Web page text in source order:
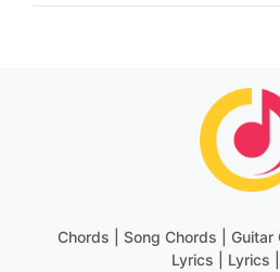
Chords | Song Chords |
Lyrics | Lyrics